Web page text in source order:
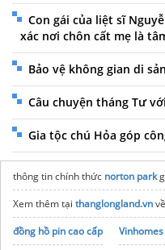
Con gái của liệt sĩ
xác nơi chôn cất mẹ là
Bảo vệ không gian di
Câu chuyện tháng Tư
Gia tộc chú Hỏa góp
thông tin chính thức norton park
Xem thêm tại thanglongland.vn
đồng hồ pin cao cấp